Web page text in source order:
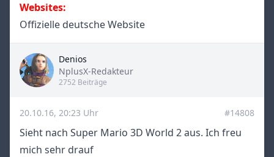
Websites:
Offizielle deutsche Website
Denios
Title
NplusX-Redakteur
2752 Beiträge
20.10.16, 20:23 Uhr #14808
Sieht nach Super Mario 3D World 2 aus. Ich freu
mich sehr drauf